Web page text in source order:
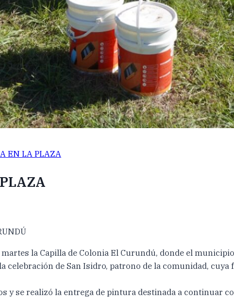
EN LA PLAZA
la Capilla de Colonia El Curundú, donde el
de San Isidro, patrono de la comunidad, cuya
se realizó la entrega de pintura destinada a continuar